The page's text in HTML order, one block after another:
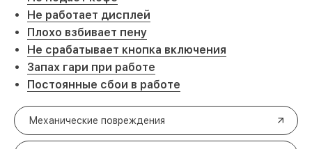
Не работает дисплей
Плохо взбивает пену
Не срабатывает кнопка включения
Запах гари при работе
Постоянные сбои в работе
Механические повреждения